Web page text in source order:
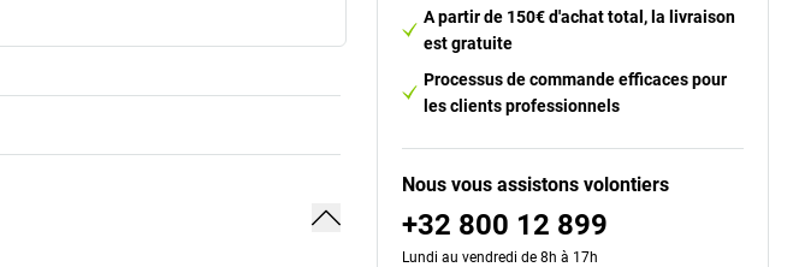
A partir de 150€ d'achat total, la livraison
est gratuite
Processus de commande efficaces pour
les clients professionnels
Nous vous assistons volontiers
+32 800 12 899
Lundi au vendredi de 8h à 17h